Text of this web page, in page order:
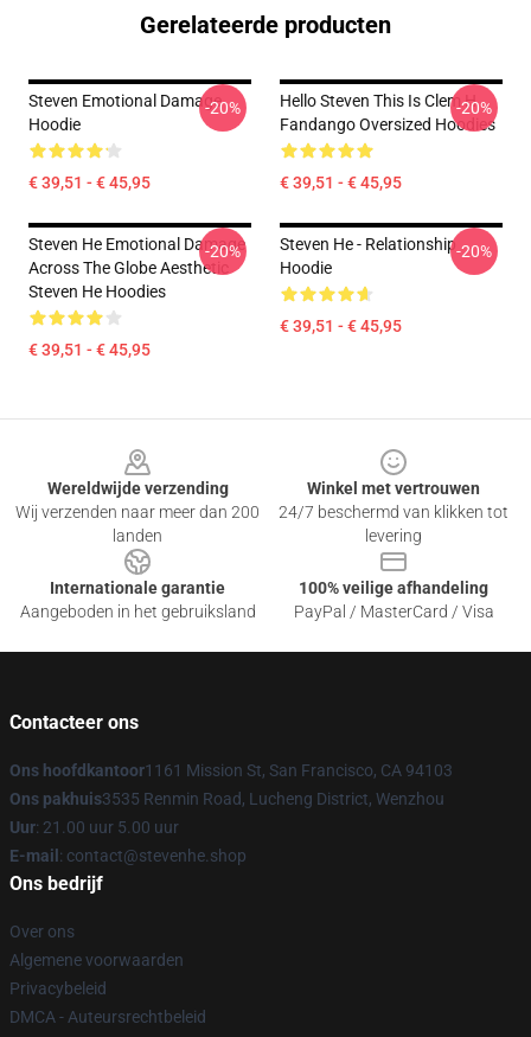
Gerelateerde producten
Steven Emotional Damage
Hoodie
€ 39,51 - € 45,95
-20%
Hello Steven This Is Clem H
Fandango Oversized Hoodies
€ 39,51 - € 45,95
-20%
Steven He Emotional Damage
Across The Globe Aesthetic
Steven He Hoodies
€ 39,51 - € 45,95
-20%
Steven He - Relationship
Hoodie
€ 39,51 - € 45,95
-20%
Wereldwijde verzending
Wij verzenden naar meer dan 200
landen
Winkel met vertrouwen
24/7 beschermd van klikken tot
levering
Internationale garantie
Aangeboden in het gebruiksland
100% veilige afhandeling
PayPal / MasterCard / Visa
Contacteer ons
Ons hoofdkantoor1161 Mission St, San Francisco, CA 94103
Ons pakhuis3535 Renmin Road, Lucheng District, Wenzhou
Uur: 21.00 uur 5.00 uur
E-mail : contact@stevenhe.shop
Ons bedrijf
Over ons
Algemene voorwaarden
Privacybeleid
DMCA - Auteursrechtbeleid